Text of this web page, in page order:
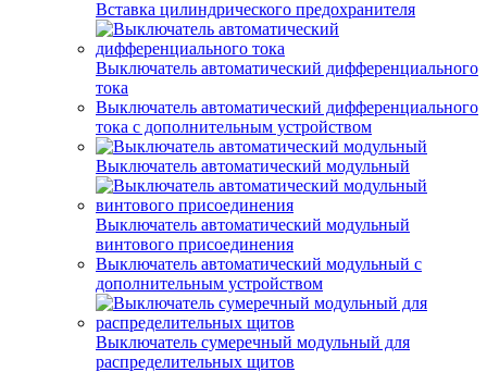
Вставка цилиндрического предохранителя
Выключатель автоматический дифференциального
тока
Выключатель автоматический дифференциального
тока с дополнительным устройством
Выключатель автоматический модульный
Выключатель автоматический модульный
винтового присоединения
Выключатель автоматический модульный с
дополнительным устройством
Выключатель сумеречный модульный для
распределительных щитов